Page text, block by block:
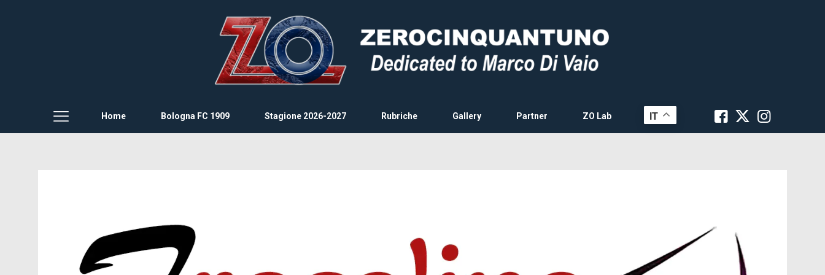
Home Bologna FC 1909 Stagione 2026-2027 Rubriche Gallery Partner ZO Lab IT